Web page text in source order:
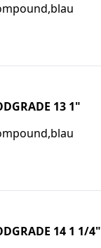
13 1"
14 1 1/4"